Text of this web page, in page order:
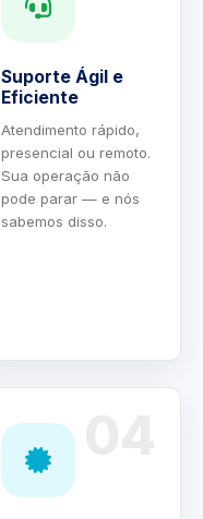
Suporte Ágil e
Eficiente
Atendimento rápido,
presencial ou remoto.
Sua operação não
pode parar — e nós
sabemos disso.